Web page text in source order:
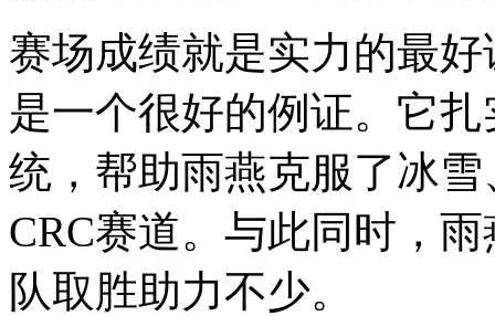
赛场成绩就是实力的最
是一个很好的例证。它
统，帮助雨燕克服了冰
CRC赛道。与此同时，
队取胜助力不少。